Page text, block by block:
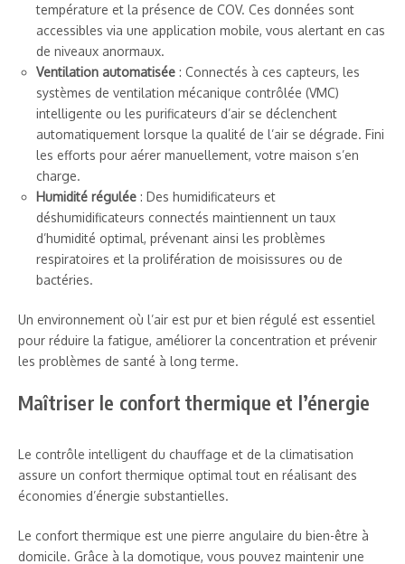
température et la présence de COV. Ces données sont
accessibles via une application mobile, vous alertant en cas
de niveaux anormaux.
Ventilation automatisée : Connectés à ces capteurs, les
systèmes de ventilation mécanique contrôlée (VMC)
intelligente ou les purificateurs d’air se déclenchent
automatiquement lorsque la qualité de l’air se dégrade. Fini
les efforts pour aérer manuellement, votre maison s’en
charge.
Humidité régulée : Des humidificateurs et
déshumidificateurs connectés maintiennent un taux
d’humidité optimal, prévenant ainsi les problèmes
respiratoires et la prolifération de moisissures ou de
bactéries.
Un environnement où l’air est pur et bien régulé est essentiel
pour réduire la fatigue, améliorer la concentration et prévenir
les problèmes de santé à long terme.
Maîtriser le confort thermique et l’énergie
Le contrôle intelligent du chauffage et de la climatisation
assure un confort thermique optimal tout en réalisant des
économies d’énergie substantielles.
Le confort thermique est une pierre angulaire du bien-être à
domicile. Grâce à la domotique, vous pouvez maintenir une